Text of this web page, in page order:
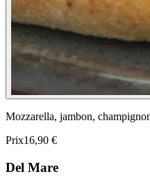
Mozzarella, jambon,
Prix16,90 €
Del Mare